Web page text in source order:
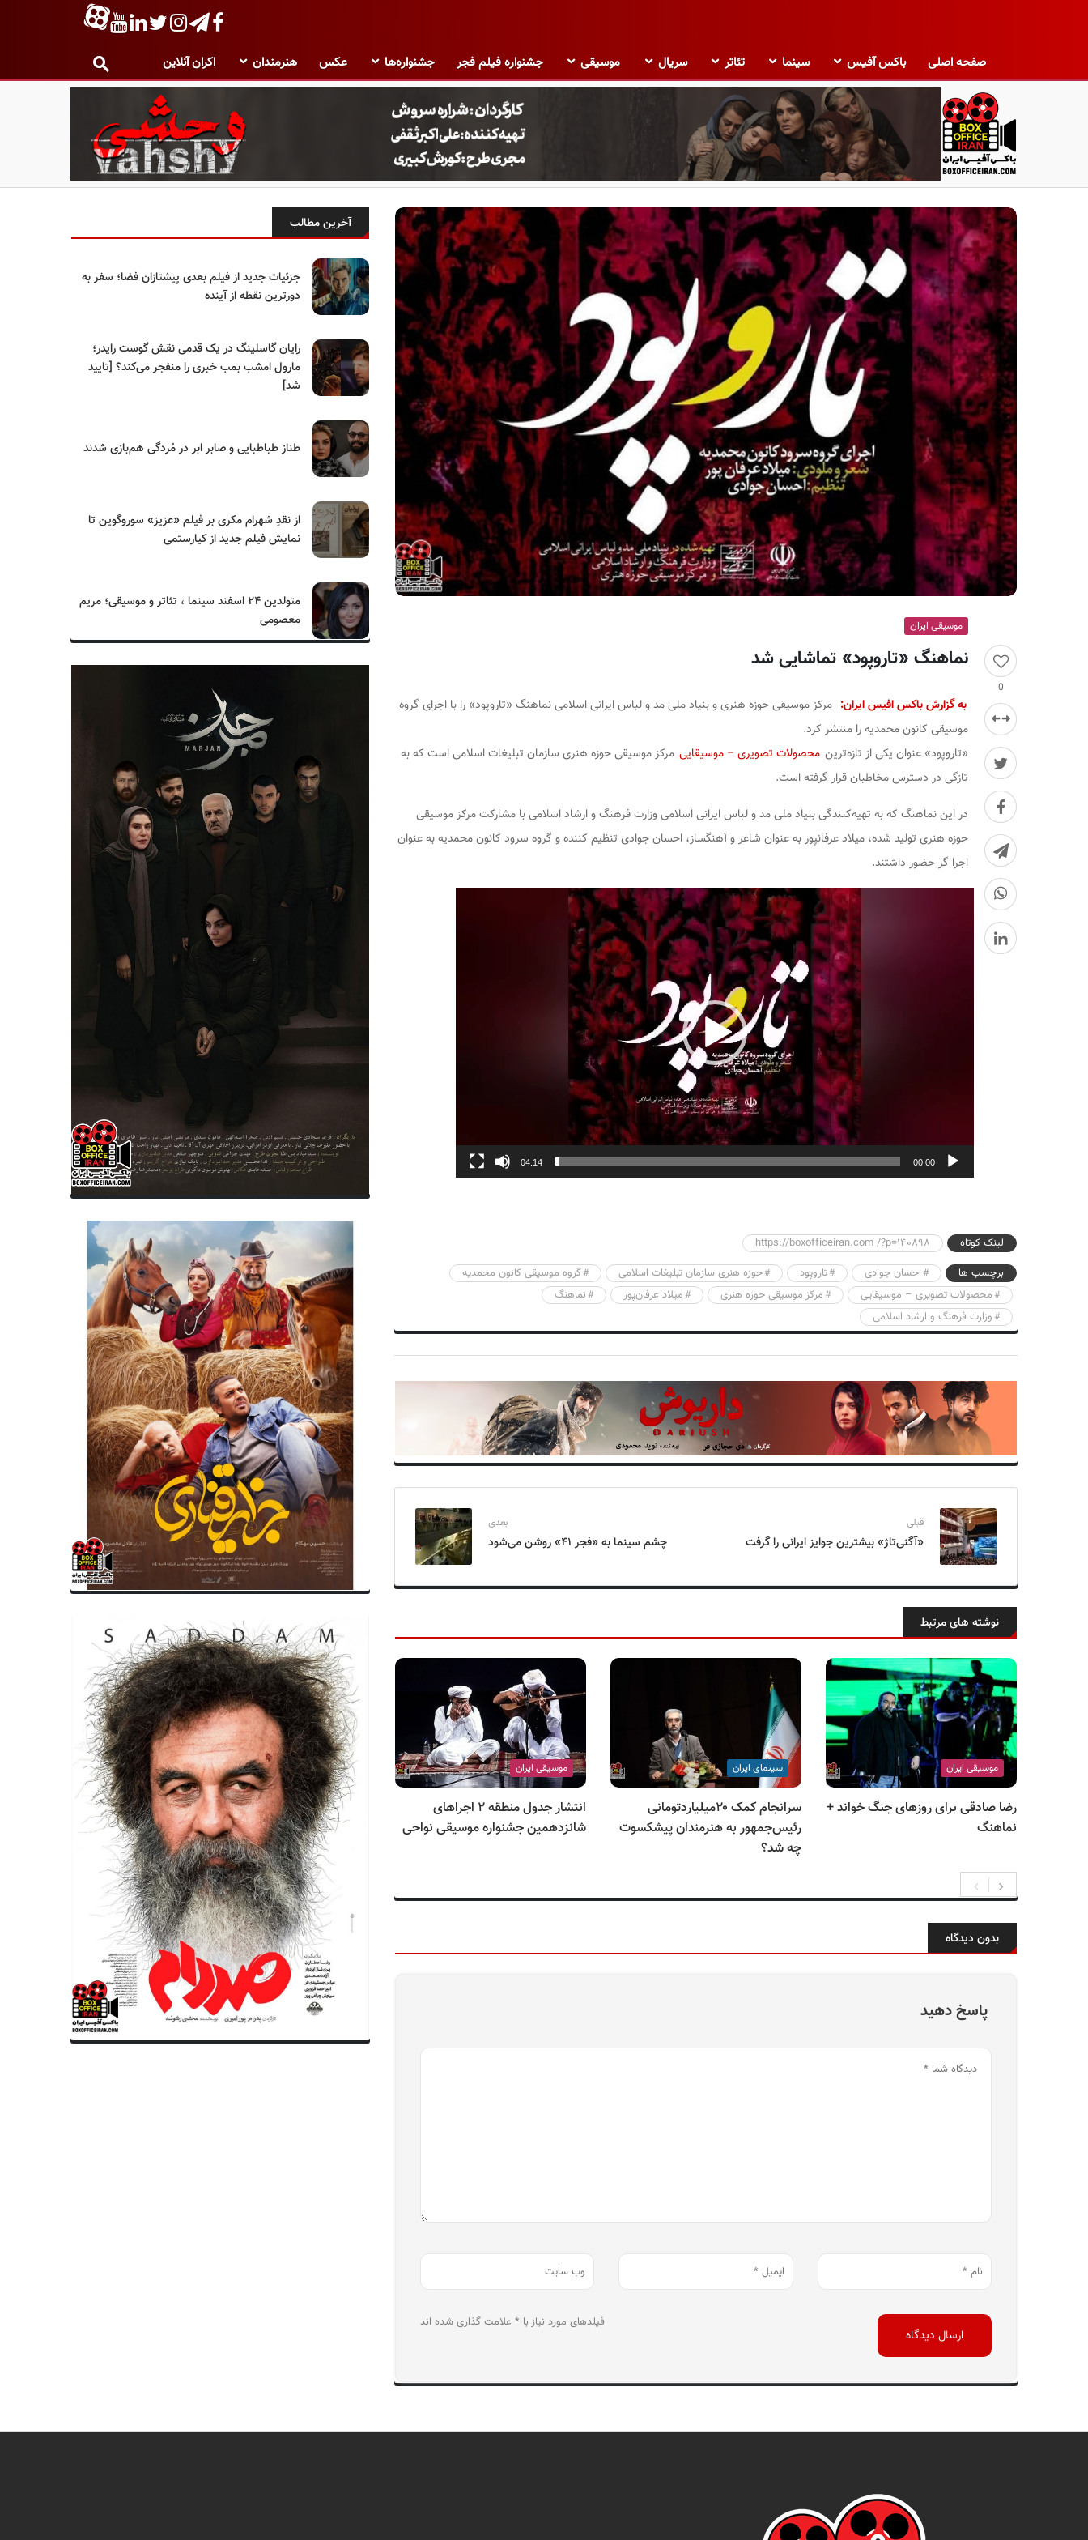
صفحه اصلی باکس آفیس سینما تئاتر سریال موسیقی جشنواره فیلم فجر جشنواره‌ها عکس هنرمندان اکران آنلاین
ب
ک
س
ف
ی
س
ا
ر
ا
ن
0
موسیقی ایران
نماهنگ «تاروپود» تماشایی شد
به گزارش باکس افیس ایران: مرکز موسیقی حوزه هنری و بنیاد ملی مد و لباس ایرانی اسلامی نماهنگ «تاروپود» را با اجرای گروه
موسیقی کانون محمدیه را منتشر کرد.
«تاروپود» عنوان یکی از تازه‌ترین محصولات تصویری – موسیقایی مرکز موسیقی حوزه هنری سازمان تبلیغات اسلامی است که به
تازگی در دسترس مخاطبان قرار گرفته است.
در این نماهنگ که به تهیه‌کنندگی بنیاد ملی مد و لباس ایرانی اسلامی وزارت فرهنگ و ارشاد اسلامی با مشارکت مرکز موسیقی
حوزه هنری تولید شده، میلاد عرفانپور به عنوان شاعر و آهنگساز، احسان جوادی تنظیم کننده و گروه سرود کانون محمدیه به عنوان
اجرا گر حضور داشتند.
00:00
04:14
لینک کوتاه
https://boxofficeiran.com /?p=140898
برچسب ها
احسان جوادی تاروپود حوزه هنری سازمان تبلیغات اسلامی
گروه موسیقی کانون محمدیه
محصولات تصویری – موسیقایی
مرکز موسیقی حوزه هنری میلاد عرفان‌پور
نماهنگ
وزارت فرهنگ و ارشاد اسلامی
قبلی
«آگنی‌تاژ» بیشترین جوایز ایرانی را گرفت
بعدی
چشم سینما به «فجر ۴۱» روشن می‌شود
نوشته های مرتبط
موسیقی ایران
رضا صادقی برای روزهای جنگ خواند +
نماهنگ
سینمای ایران
سرانجام کمک ۲۰میلیاردتومانی
رئیس‌جمهور به هنرمندان پیشکسوت
چه شد؟
موسیقی ایران
انتشار جدول منطقه ۲ اجراهای
شانزدهمین جشنواره موسیقی نواحی
تئاتر
شکایت از افترازنندگان به تئاتری‌ها
باکس آفیس
برنامه وزارت ارشاد پس از
مقام معظم رهبری اعلام شد
بدون دیدگاه
پاسخ دهید
فیلدهای مورد نیاز با * علامت گذاری شده اند
آخرین مطالب
جزئیات جدید از فیلم بعدی پیشتازان فضا؛ سفر به
دورترین نقطه از آینده
رایان گاسلینگ در یک قدمی نقش گوست رایدر؛
مارول امشب بمب خبری را منفجر می‌کند؟ [تایید
شد]
طناز طباطبایی و صابر ابر در مُردگی هم‌بازی شدند
از نقدِ شهرام مکری بر فیلم «عزیز» سوروگوین تا
نمایش فیلم جدید از کیارستمی
متولدین ۲۴ اسفند سینما ، تئاتر و موسیقی؛ مریم
معصومی